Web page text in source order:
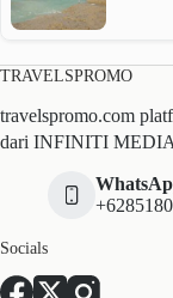
TRAVELSPROMO
travelspromo.com
dari INFINITI
Socials